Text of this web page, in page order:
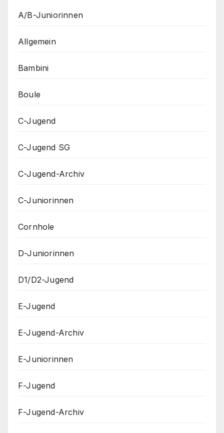
A/B-Juniorinnen
Allgemein
Bambini
Boule
C-Jugend
C-Jugend SG
C-Jugend-Archiv
C-Juniorinnen
Cornhole
D-Juniorinnen
D1/D2-Jugend
E-Jugend
E-Jugend-Archiv
E-Juniorinnen
F-Jugend
F-Jugend-Archiv